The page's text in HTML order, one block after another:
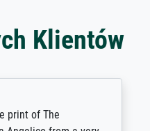
Klientów
of The